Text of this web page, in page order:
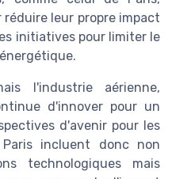
leur propre impact
initiatives pour limiter le
l'industrie aérienne,
d'innover pour un
d'avenir pour les
incluent donc non
technologiques mais